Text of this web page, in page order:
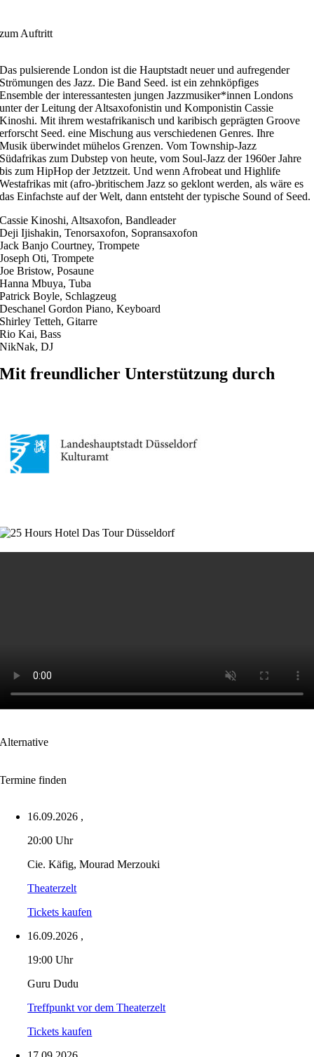
zum Auftritt
Das pulsierende London ist die Hauptstadt neuer und aufregender
Strömungen des Jazz. Die Band Seed. ist ein zehnköpfiges
Ensemble der interessantesten jungen Jazzmusiker*innen Londons
unter der Leitung der Altsaxofonistin und Komponistin Cassie
Kinoshi. Mit ihrem westafrikanisch und karibisch geprägten Groove
erforscht Seed. eine Mischung aus verschiedenen Genres. Ihre
Musik überwindet mühelos Grenzen. Vom Township-Jazz
Südafrikas zum Dubstep von heute, vom Soul-Jazz der 1960er Jahre
bis zum HipHop der Jetztzeit. Und wenn Afrobeat und Highlife
Westafrikas mit (afro-)britischem Jazz so geklont werden, als wäre es
das Einfachste auf der Welt, dann entsteht der typische Sound of Seed.
Cassie Kinoshi, Altsaxofon, Bandleader
Deji Ijishakin, Tenorsaxofon, Sopransaxofon
Jack Banjo Courtney, Trompete
Joseph Oti, Trompete
Joe Bristow, Posaune
Hanna Mbuya, Tuba
Patrick Boyle, Schlagzeug
Deschanel Gordon Piano, Keyboard
Shirley Tetteh, Gitarre
Rio Kai, Bass
NikNak, DJ
Mit freundlicher Unterstützung durch
Alternative
Termine finden
16.09.2026 ,
20:00 Uhr
Cie. Käfig, Mourad Merzouki
Theaterzelt
Tickets kaufen
16.09.2026 ,
19:00 Uhr
Guru Dudu
Treffpunkt vor dem Theaterzelt
Tickets kaufen